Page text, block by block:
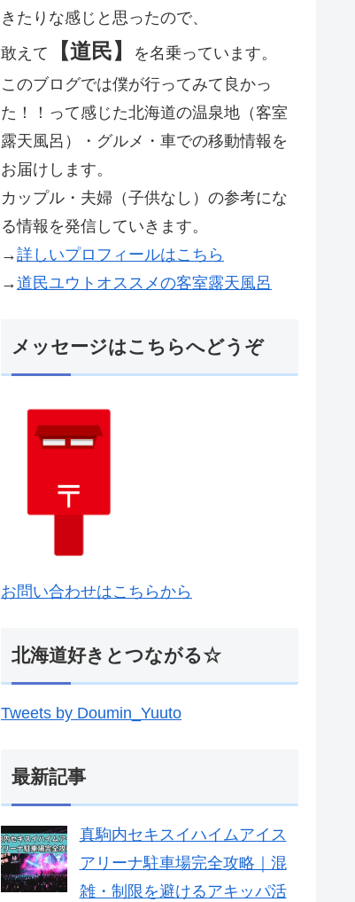
きたりな感じと思ったので、
敢えて
【道民】
を名乗っています。
このブログでは僕が行ってみて良かっ
た！！って感じた北海道の温泉地（客室
露天風呂）・グルメ・車での移動情報を
お届けします。
カップル・夫婦（子供なし）の参考にな
る情報を発信していきます。
→詳しいプロフィールはこちら
→道民ユウトオススメの客室露天風呂
メッセージはこちらへどうぞ
お問い合わせはこちらから
北海道好きとつながる☆
Tweets by Doumin_Yuuto
最新記事
真駒内セキスイハイムアイス
アリーナ駐車場完全攻略｜混
雑・制限を避けるアキッパ活